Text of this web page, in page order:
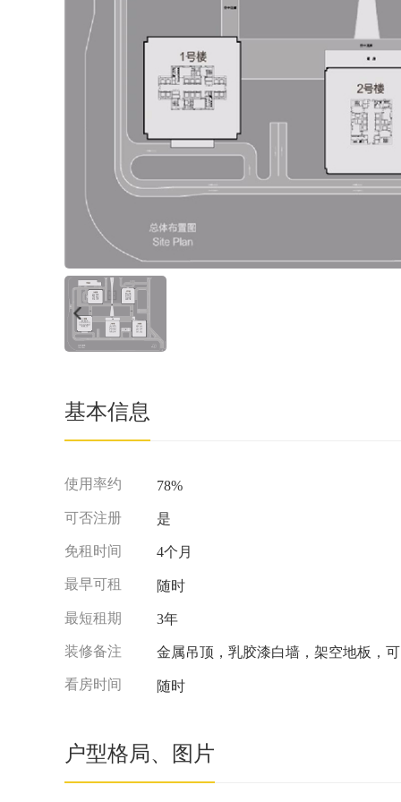
基本信息
使用率约 78%
可否注册 是
免租时间 4个月
最早可租 随时
最短租期 3年
装修备注 金属吊顶，乳胶漆白墙，架空地板，
看房时间 随时
户型格局、图片